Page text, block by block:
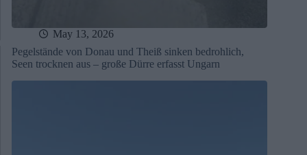
May 13, 2026
Pegelstände von Donau und Theiß sinken bedrohlich,
Seen trocknen aus – große Dürre erfasst Ungarn